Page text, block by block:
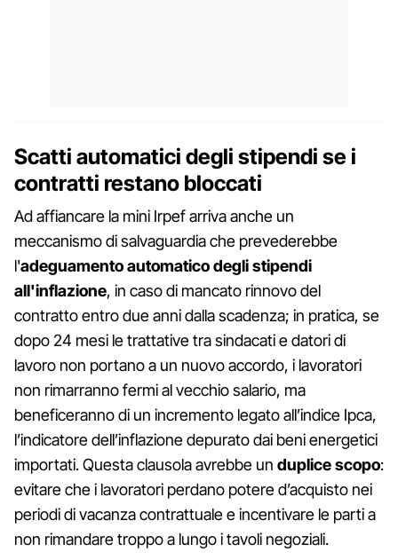
Scatti automatici degli stipendi se i
contratti restano bloccati
Ad affiancare la mini Irpef arriva anche un
meccanismo di salvaguardia che prevederebbe
l'adeguamento automatico degli stipendi
all'inflazione, in caso di mancato rinnovo del
contratto entro due anni dalla scadenza; in pratica, se
dopo 24 mesi le trattative tra sindacati e datori di
lavoro non portano a un nuovo accordo, i lavoratori
non rimarranno fermi al vecchio salario, ma
beneficeranno di un incremento legato all’indice Ipca,
l’indicatore dell’inflazione depurato dai beni energetici
importati. Questa clausola avrebbe un duplice scopo:
evitare che i lavoratori perdano potere d’acquisto nei
periodi di vacanza contrattuale e incentivare le parti a
non rimandare troppo a lungo i tavoli negoziali.